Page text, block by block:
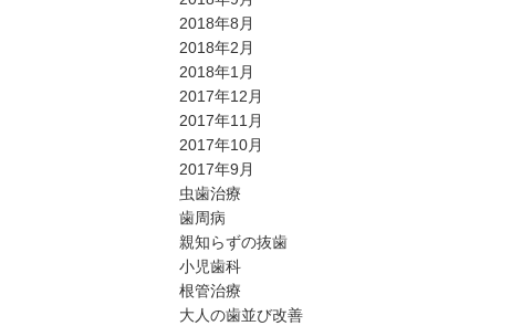
2018年8月
2018年2月
2018年1月
2017年12月
2017年11月
2017年10月
2017年9月
虫歯治療
歯周病
親知らずの抜歯
小児歯科
根管治療
大人の歯並び改善